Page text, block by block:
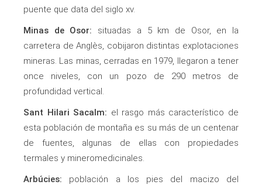
puente que data del siglo xv.
Minas de Osor: situadas a 5 km de Osor, en la
carretera de Anglès, cobijaron distintas explotaciones
mineras. Las minas, cerradas en 1979, llegaron a tener
once niveles, con un pozo de 290 metros de
profundidad vertical.
Sant Hilari Sacalm: el rasgo más característico de
esta población de montaña es su más de un centenar
de fuentes, algunas de ellas con propiedades
termales y mineromedicinales.
Arbúcies: población a los pies del macizo del